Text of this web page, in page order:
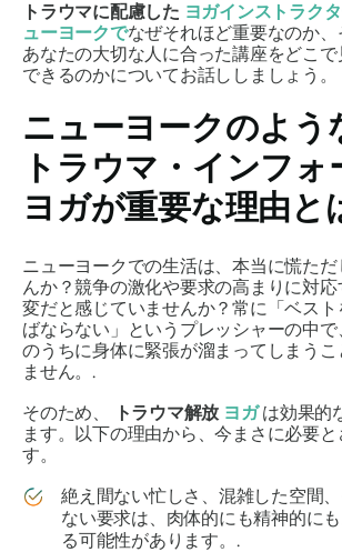
トラウマに配慮した ヨガインストラク
ューヨークでなぜそれほど重要なのか
あなたの大切な人に合った講座をどこ
できるのかについてお話ししましょう。
ニューヨークのよう
トラウマ・インフォ
ヨガが重要な理由と
ニューヨークでの生活は、本当に慌た
んか？競争の激化や要求の高まりに対
変だと感じていませんか？常に「ベス
ばならない」というプレッシャーの中
のうちに身体に緊張が溜まってしまうこ
ません。.
そのため、
トラウマ解放 ヨガは効果的
ます。以下の理由から、今まさに必要
す。
絶え間ない忙しさ、混雑した空間
ない要求は、肉体的にも精神的に
る可能性があります。.